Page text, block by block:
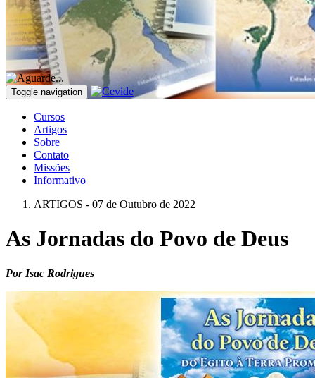
Toggle navigation
Cursos
Artigos
Sobre
Contato
Missões
Informativo
ARTIGOS - 07 de Outubro de 2022
As Jornadas do Povo de Deus
Por Isac Rodrigues